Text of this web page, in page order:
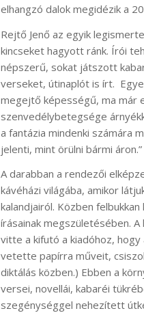
elhangzó dalok megidézik a
Rejtő Jenő az egyik
kincseket hagyott ránk. Írói
népszerű, sokat játszott
verseket, útinaplót is írt.
megejtő képességű, ma már
szenvedélybetegsége
a fantázia mindenki számára
jelenti, mint örülni bármi áron.”
A darabban a rendezői
kávéházi világába, amikor
kalandjairól. Közben
írásainak megszületésében.
vitte a kifutó a kiadóhoz,
vetette papírra műveit,
diktálás közben.) Ebben a
versei, novellái, kabaréi
szegénységgel nehezített